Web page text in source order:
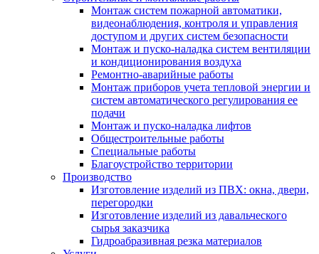
Монтаж систем пожарной автоматики,
видеонаблюдения, контроля и управления
доступом и других систем безопасности
Монтаж и пуско-наладка систем вентиляции
и кондиционирования воздуха
Ремонтно-аварийные работы
Монтаж приборов учета тепловой энергии и
систем автоматического регулирования ее
подачи
Монтаж и пуско-наладка лифтов
Общестроительные работы
Специальные работы
Благоустройство территории
Производство
Изготовление изделий из ПВХ: окна, двери,
перегородки
Изготовление изделий из давальческого
сырья заказчика
Гидроабразивная резка материалов